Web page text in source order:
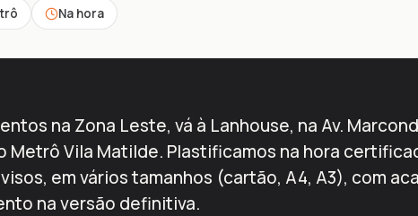
Na hora
na Zona Leste, vá à Lanhouse, na Av.
Metrô Vila Matilde. Plastificamos na hora
em vários tamanhos (cartão, A4, A3), com
na versão definitiva.